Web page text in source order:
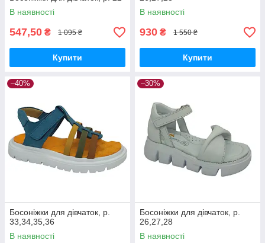
В наявності
547,50 ₴ 1 095 ₴
Купити
В наявності
930 ₴ 1 550 ₴
Купити
–40%
Босоніжки для дівчаток, р.
33,34,35,36
В наявності
–30%
Босоніжки для дівчаток, р.
26,27,28
В наявності